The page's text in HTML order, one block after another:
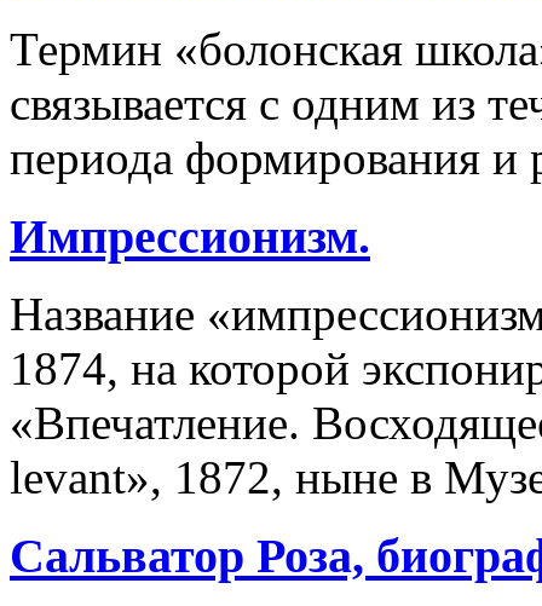
Термин «болонская
связывается с одним из
периода формирования и
Импрессионизм.
Название
1874, на которой
«Впечатление.
levant», 1872, ныне в
Сальватор Роза,